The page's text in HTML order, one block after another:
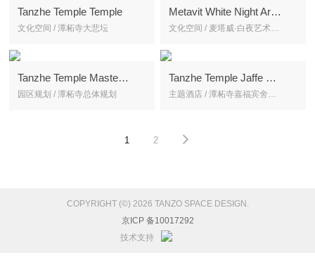
Tanzhe Temple Temple
文化空间 / 潭柘寺大悲坛
Metavit White Night Art Center
Tanzhe Temple Master Plan
园区规划 / 潭柘寺总体规划
Tanzhe Temple Jaffe Guest House Theme Hotel
主题酒店 / 潭柘寺嘉福宾舍禅主题酒店
1 2
COPYRIGHT (©) 2026 TANZO SPACE DESIGN.
京ICP 备10017292
技术支持